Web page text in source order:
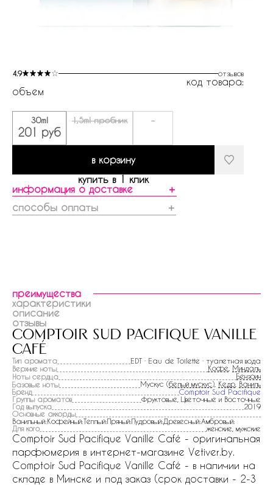
4.9 отзывов
код товара:
объем
30ml
201 руб
1,5ml пробник -
в корзину
купить в 1 клик
информация о доставке
＋
способы оплаты
＋
преимущества
характеристики
описание
отзывы
comptoir sud pacifique vanille
café
Тип аромата
EDT · Eau de Toilette · туалетная вода
Верхние ноты
Кофе Миндаль
Ноты сердца
Бензоин
Базовые ноты
Мускус (белый мускус), Кедр Ваниль
Бренд
Comptoir Sud Pacifique
Группы ароматов
Фруктовые, Цветочные и Восточные
Год выпуска
2019
Основные аккорды
Ванильный:Кофейный:Теплый:Пряный:Пудровый:Древесный:Амбровый:
Для кого
женские, мужские
Comptoir Sud Pacifique Vanille Café - оригинальная
парфюмерия в интернет-магазине Vetiver.by.
Comptoir Sud Pacifique Vanille Café - в наличии на
складе в Минске и под заказ (срок доставки - 2-3